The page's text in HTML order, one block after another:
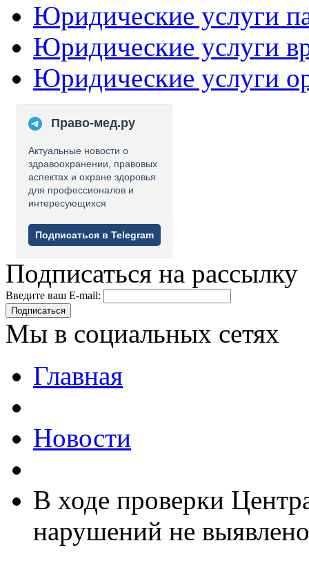
Юридические услуги
Юридические услуги
Юридические услуги
Право-мед.ру
Актуальные новости о
здравоохранении, правовых
аспектах и охране здоровья
для профессионалов и
интересующихся
Подписаться в Telegram
Подписаться на рассылку
Введите ваш E-mail:
Подписаться
Мы в социальных сетях
Главная
Новости
В ходе проверки
нарушений не выявлено